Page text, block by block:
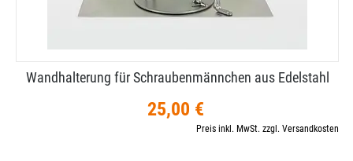
Wandhalterung für Schraubenmännchen aus Edelstahl
25,00 €
Preis inkl. MwSt. zzgl. Versandkosten